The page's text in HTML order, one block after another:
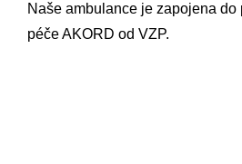
Naše ambulance je zapojena do
péče AKORD od VZP.